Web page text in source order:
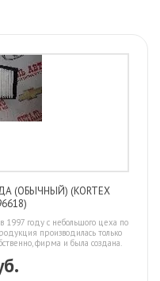
(ОБЫЧНЫЙ) (KORTEX
1997 году с небольшого цеха по
производилась только
фирма и была создана.